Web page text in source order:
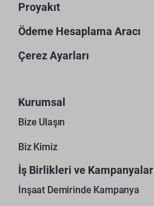
Proyakıt
Ödeme Hesaplama Aracı
Çerez Ayarları
Kurumsal
Bize Ulaşın
Biz Kimiz
İş Birlikleri ve Kampanyalar
İnşaat Demirinde Kampanya